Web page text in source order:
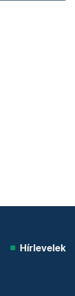
Hírlevelek